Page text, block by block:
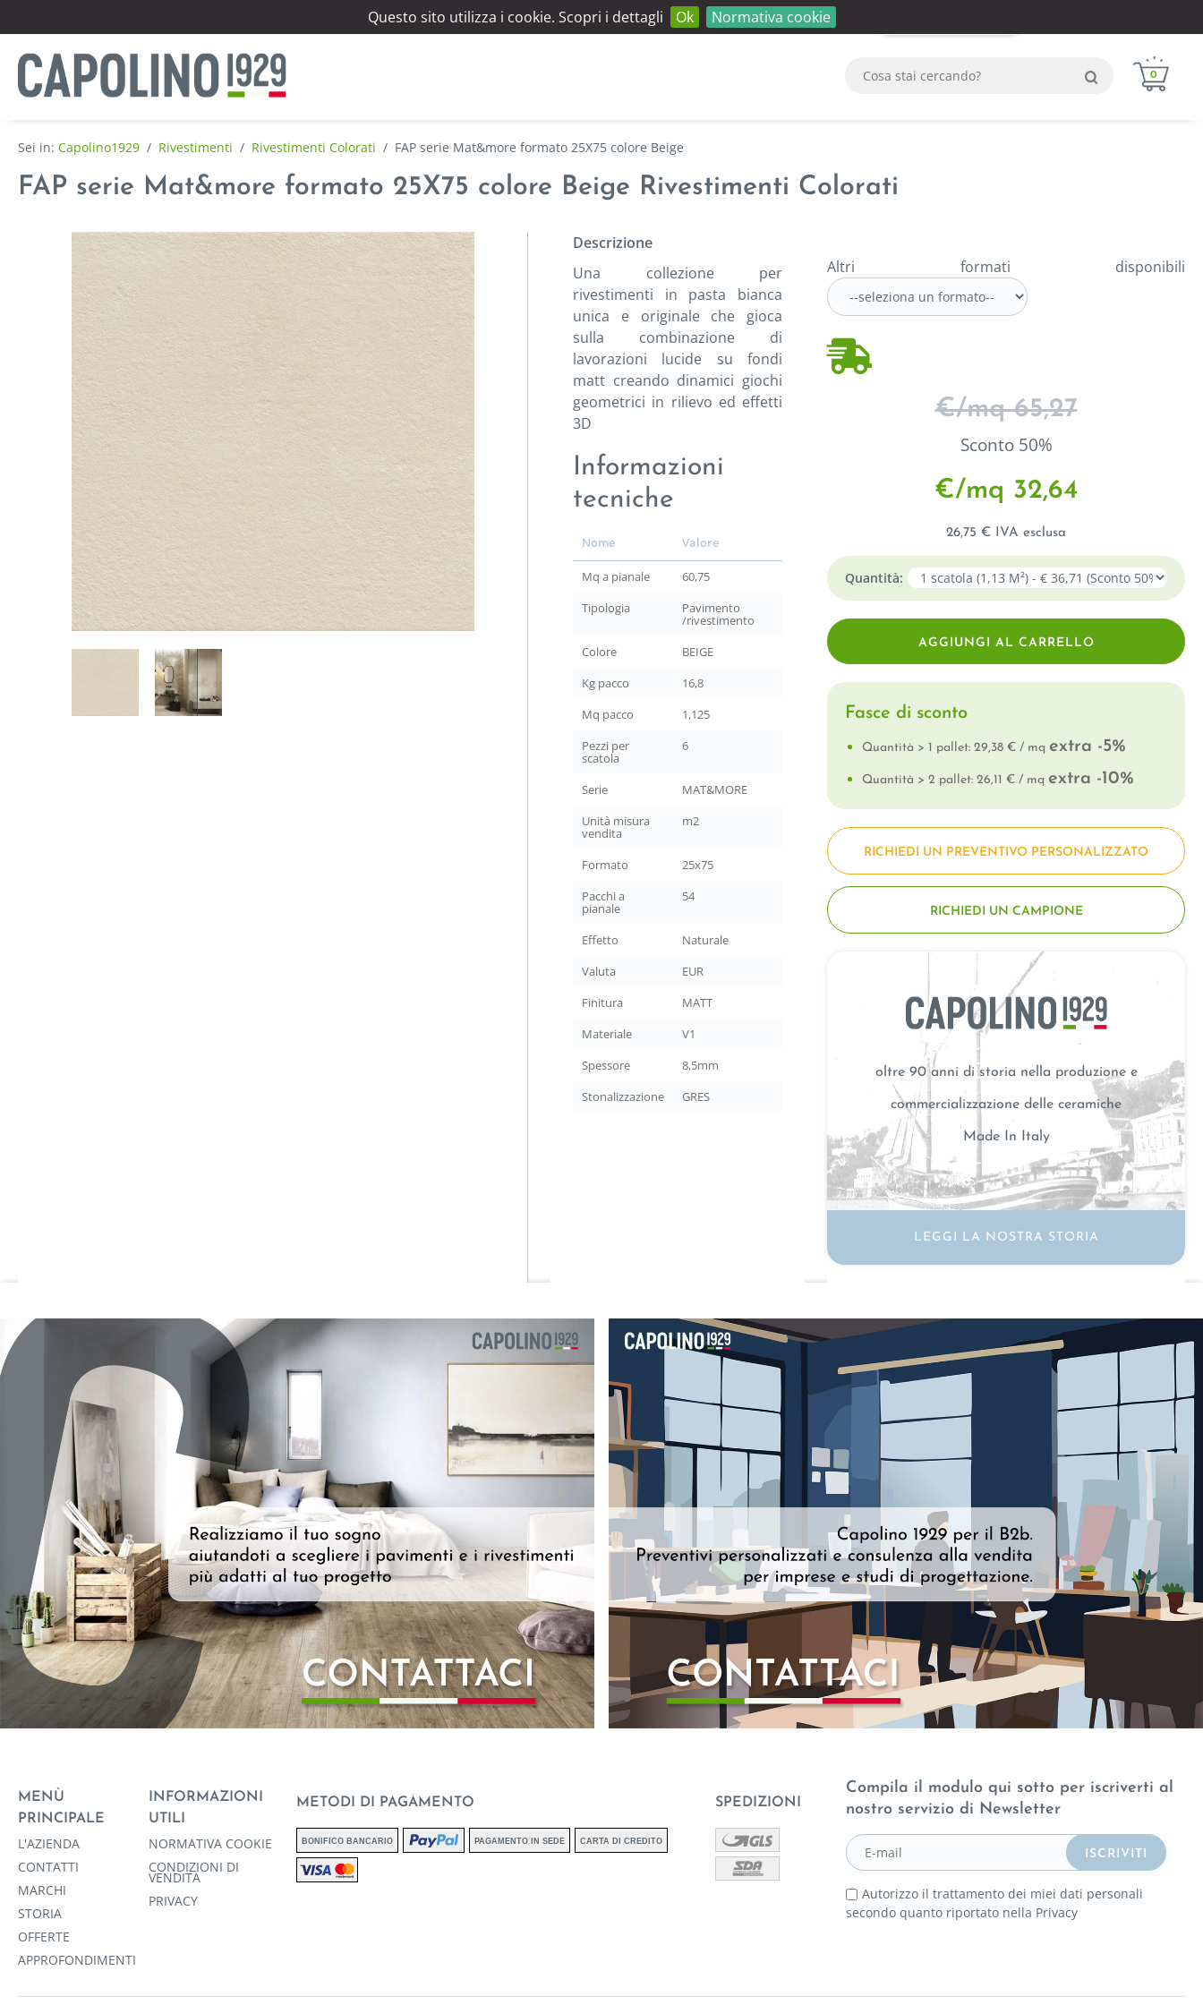
Questo sito utilizza i cookie. Scopri i dettagli Ok Normativa cookie
0
Capolino1929 / Rivestimenti / Rivestimenti Colorati / FAP serie Mat&more formato 25X75 colore Beige
FAP serie Mat&more formato 25X75 colore Beige Rivestimenti Colorati
Descrizione
Una collezione per
rivestimenti in pasta bianca
unica e originale che gioca
sulla combinazione di
lavorazioni lucide su fondi
matt creando dinamici giochi
geometrici in rilievo ed effetti
3D
Informazioni
tecniche
Nome Valore
Mq a pianale
60,75
Tipologia
Pavimento
/rivestimento
Colore
BEIGE
Kg pacco
16,8
Mq pacco
1,125
Pezzi per
scatola
6
Serie
MAT&MORE
Unità misura
vendita
m2
Formato
25x75
Pacchi a
pianale
54
Effetto
Naturale
Valuta
EUR
Finitura
MATT
Materiale
V1
Spessore
8,5mm
Stonalizzazione
GRES
Altri formati disponibili
€/mq 65,27
Sconto 50%
€/mq 32,64
26,75 € IVA esclusa
Quantità:
Fasce di sconto
Quantità > 1 pallet: 29,38 € / mq extra -5%
Quantità > 2 pallet: 26,11 € / mq extra -10%
RICHIEDI UN PREVENTIVO PERSONALIZZATO
RICHIEDI UN CAMPIONE
oltre 90 anni di storia nella produzione e
commercializzazione delle ceramiche
Made In Italy
LEGGI LA NOSTRA STORIA
MENÙ
PRINCIPALE
L'AZIENDA
CONTATTI
MARCHI
STORIA
OFFERTE
APPROFONDIMENTI
INFORMAZIONI
UTILI
NORMATIVA COOKIE
CONDIZIONI DI
VENDITA
PRIVACY
METODI DI PAGAMENTO
BONIFICO BANCARIO PAGAMENTO IN SEDE CARTA DI CREDITO
SPEDIZIONI
Compila il modulo qui sotto per iscriverti al
nostro servizio di Newsletter
Autorizzo il trattamento dei miei dati personali
secondo quanto riportato nella Privacy